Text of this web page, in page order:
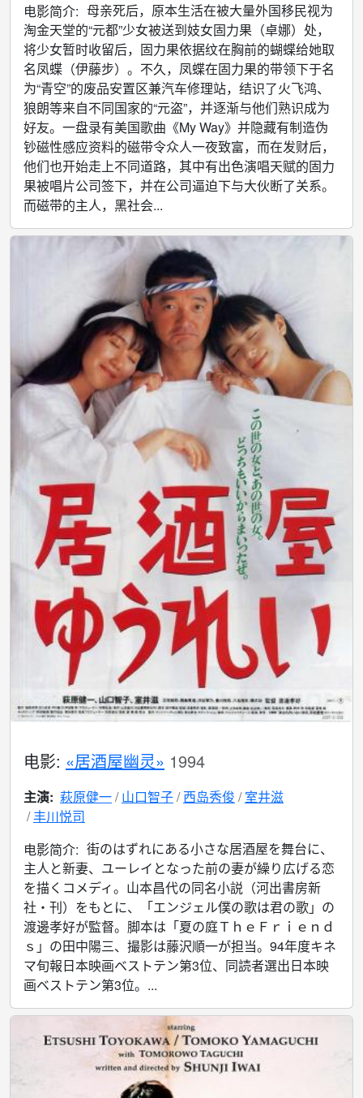
电影简介: 母亲死后，原本生活在被大量外国移民视为
淘金天堂的“元都”少女被送到妓女固力果（卓娜）处，
将少女暂时收留后，固力果依据纹在胸前的蝴蝶给她取
名凤蝶（伊藤步）。不久，凤蝶在固力果的带领下于名
为“青空”的废品安置区兼汽车修理站，结识了火飞鸿、
狼朗等来自不同国家的“元盗”，并逐渐与他们熟识成为
好友。一盘录有美国歌曲《My Way》并隐藏有制造伪
钞磁性感应资料的磁带令众人一夜致富，而在发财后，
他们也开始走上不同道路，其中有出色演唱天赋的固力
果被唱片公司签下，并在公司逼迫下与大伙断了关系。
而磁带的主人，黑社会...
电影: «居酒屋幽灵» 1994
主演: 萩原健一 山口智子 西岛秀俊
室井滋
丰川悦司
电影简介: 街のはずれにある小さな居酒屋を舞台に、
主人と新妻、ユーレイとなった前の妻が繰り広げる恋
を描くコメディ。山本昌代の同名小説（河出書房新
社・刊）をもとに、「エンジェル僕の歌は君の歌」の
渡邊孝好が監督。脚本は「夏の庭ＴｈｅＦｒｉｅｎｄ
ｓ」の田中陽三、撮影は藤沢順一が担当。94年度キネ
マ旬報日本映画ベストテン第3位、同読者選出日本映
画ベストテン第3位。...